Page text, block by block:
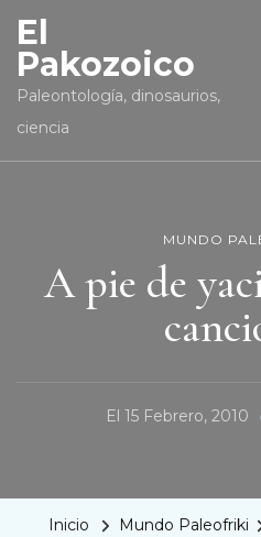
El
Pakozoico
Paleontología, dinosaurios,
ciencia
MUNDO
A pie de
El 15 Febrero, 2010
Inicio
Mundo Paleofriki